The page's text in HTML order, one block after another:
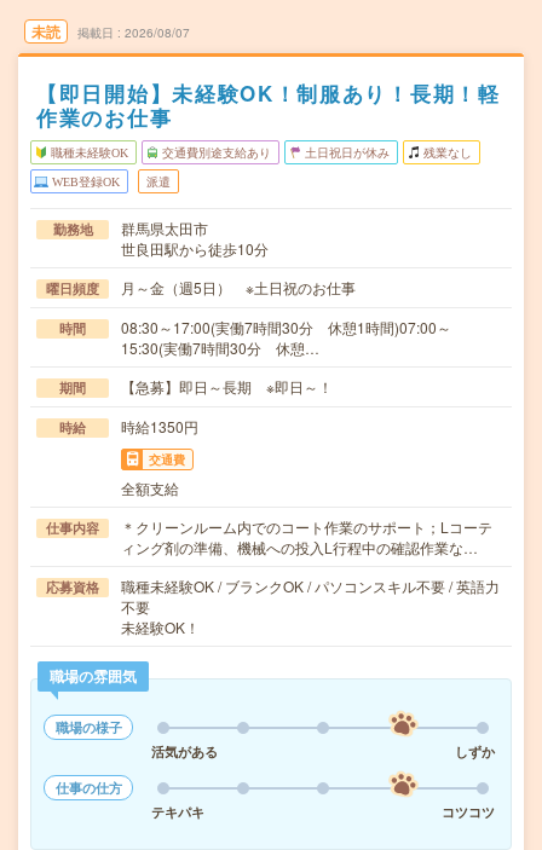
未読 掲載日 2026/08/07
【即日開始】未経験OK！制服あり！長期！軽
作業のお仕事
職種未経験OK 交通費別途支給あり 土日祝日が休み 残業なし
WEB登録OK 派遣
勤務地
群馬県太田市
世良田駅から徒歩10分
曜日頻度 月～金（週5日） ※土日祝のお仕事
時間
08:30～17:00(実働7時間30分 休憩1時間)07:00～
15:30(実働7時間30分 休憩…
期間 【急募】即日～長期 ※即日～！
時給 時給1350円
交通費
全額支給
仕事内容
＊クリーンルーム内でのコート作業のサポート；Lコーテ
ィング剤の準備、機械への投入L行程中の確認作業な…
応募資格
職種未経験OK / ブランクOK / パソコンスキル不要 / 英語力
不要
未経験OK！
職場の雰囲気
職場の様子
活気がある
しずか
仕事の仕方
テキパキ
コツコツ